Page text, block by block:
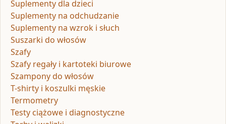
Suplementy dla dzieci
Suplementy na odchudzanie
Suplementy na wzrok i słuch
Suszarki do włosów
Szafy
Szafy regały i kartoteki biurowe
Szampony do włosów
T-shirty i koszulki męskie
Termometry
Testy ciążowe i diagnostyczne